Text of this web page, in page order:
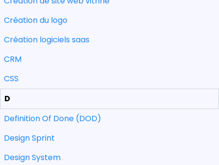
Création du logo
Création logiciels saas
CRM
CSS
D
Definition Of Done (DOD)
Design Sprint
Design System